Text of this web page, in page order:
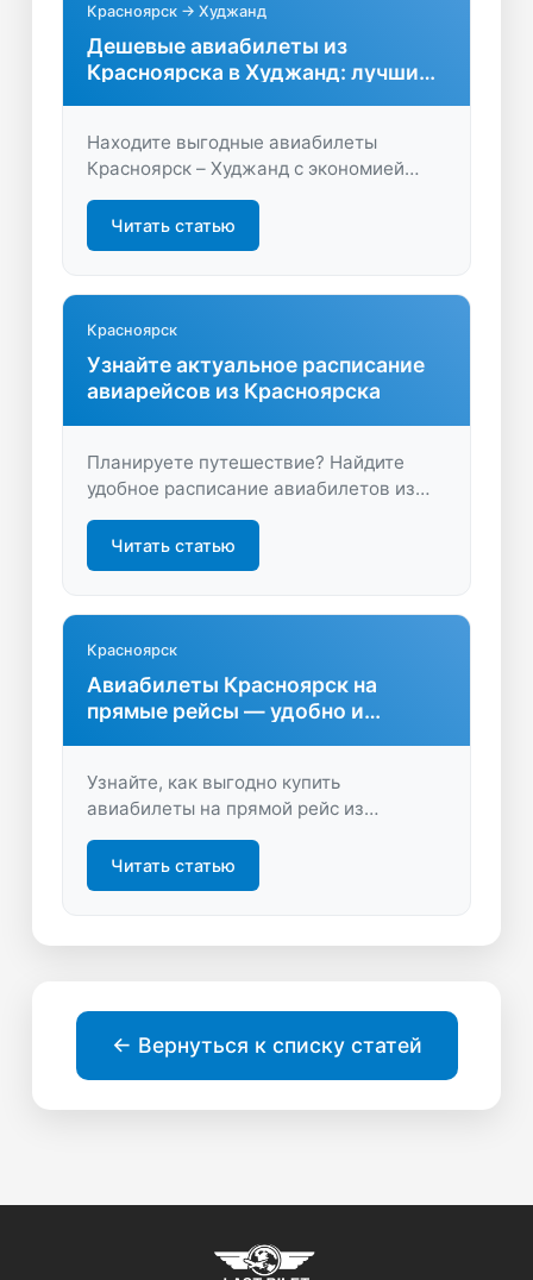
Красноярск → Худжанд
Дешевые авиабилеты из
Красноярска в Худжанд: лучшие
Находите выгодные авиабилеты
Красноярск – Худжанд с экономией
времени и денег. Сравните цены,
выберите удобные рейсы и
забронируйте билет онлайн на
Читать статью
Красноярск
Узнайте актуальное расписание
авиарейсов из Красноярска
Планируете путешествие? Найдите
удобное расписание авиабилетов из
Красноярска, сравните цены и
выберите лучший вариант перелёта.
Экономьте время и деньги, бронируя
Читать статью
Красноярск
Авиабилеты Красноярск на
прямые рейсы — удобно и
Узнайте, как выгодно купить
авиабилеты на прямой рейс из
выбирайте лучшие предложения и
экономьте время на поиске перелётов
Читать статью
← Вернуться к списку статей